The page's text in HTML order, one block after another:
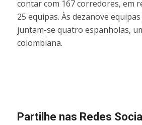
contar com 167 corredores, em
25 equipas. Às dezanove
juntam-se quatro espanholas,
colombiana.
Partilhe nas Redes